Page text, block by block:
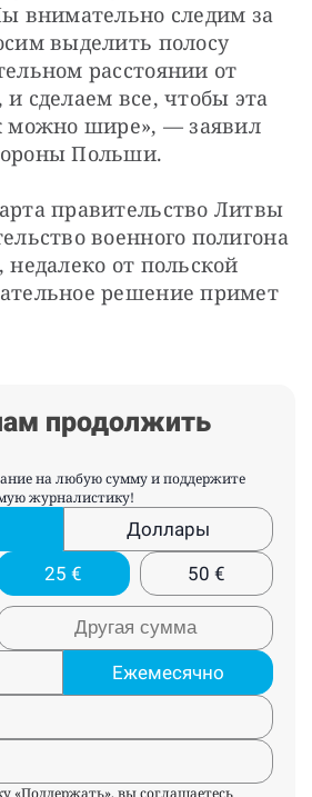
внимательно следим за
выделить полосу
расстоянии от
сделаем все, чтобы эта
можно шире», — заявил
Польши.
правительство Литвы
военного полигона
от польской
решение примет
продолжить
на любую сумму и поддержите
журналистику!
Доллары
25 € 50 €
Ежемесячно
«Поддержать», вы соглашаетесь